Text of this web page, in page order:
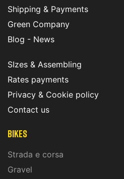
Shipping & Payments
Green Company
Blog - News
SIzes & Assembling
Rates payments
Privacy & Cookie policy
Contact us
Bikes
Strada e corsa
Gravel